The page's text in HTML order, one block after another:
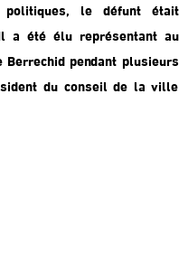
politiques, le défunt était
a été élu représentant au
pendant plusieurs
du conseil de la ville